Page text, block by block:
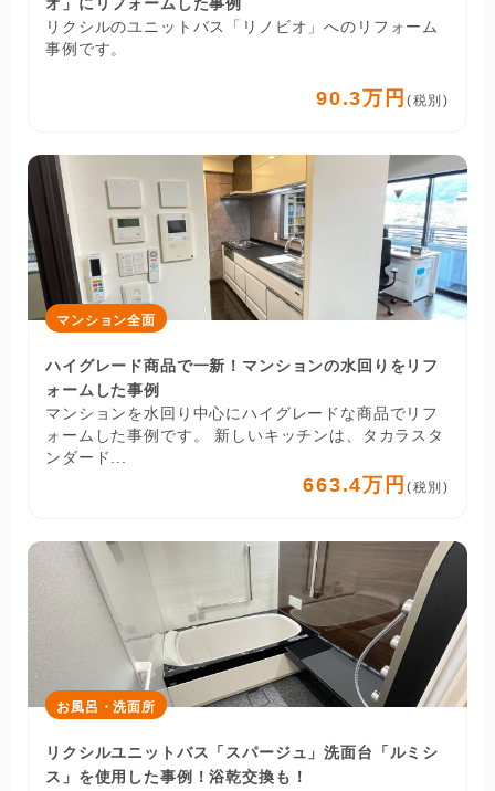
リクシルのユニットバス「リノビオ」へのリフォーム
事例です。
90.3万円 (税別)
マンション全面
ハイグレード商品で一新！マンションの水回りをリフ
ォームした事例
マンションを水回り中心にハイグレードな商品でリフ
ォームした事例です。 新しいキッチンは、タカラスタ
ンダード...
663.4万円 (税別)
お風呂・洗面所
リクシルユニットバス「スパージュ」洗面台「ルミシ
ス」を使用した事例！浴乾交換も！